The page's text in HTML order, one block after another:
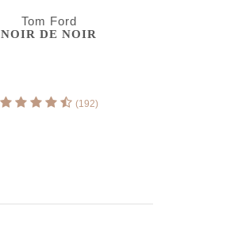
Tom Ford
NOIR DE NOIR
(192)